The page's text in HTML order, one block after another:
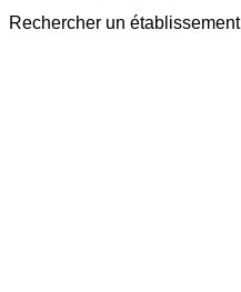
Rechercher un établissement